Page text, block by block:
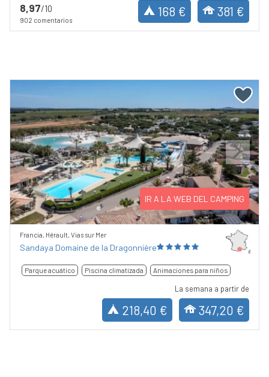
8,97/10
902 comentarios
168 € 381 €
Previous Next
IR A LA WEB DEL CAMPING
Francia, Hérault, Vias sur Mer
Sandaya Domaine de la Dragonnière
Parque acuático Piscina climatizada Animaciones para niños
La semana a partir de
218,40 € 347,20 €